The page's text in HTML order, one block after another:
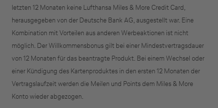
letzten 12 Monaten keine Lufthansa Miles & More Credit Card,
herausgegeben von der Deutsche Bank AG, ausgestellt war. Eine
Kombination mit Vorteilen aus anderen Werbeaktionen ist nicht
möglich. Der Willkommensbonus gilt bei einer Mindestvertragsdauer
von 12 Monaten für das beantragte Produkt. Bei einem Wechsel oder
einer Kündigung des Kartenproduktes in den ersten 12 Monaten der
Vertragslaufzeit werden die Meilen und Points dem Miles & More
Konto wieder abgezogen.